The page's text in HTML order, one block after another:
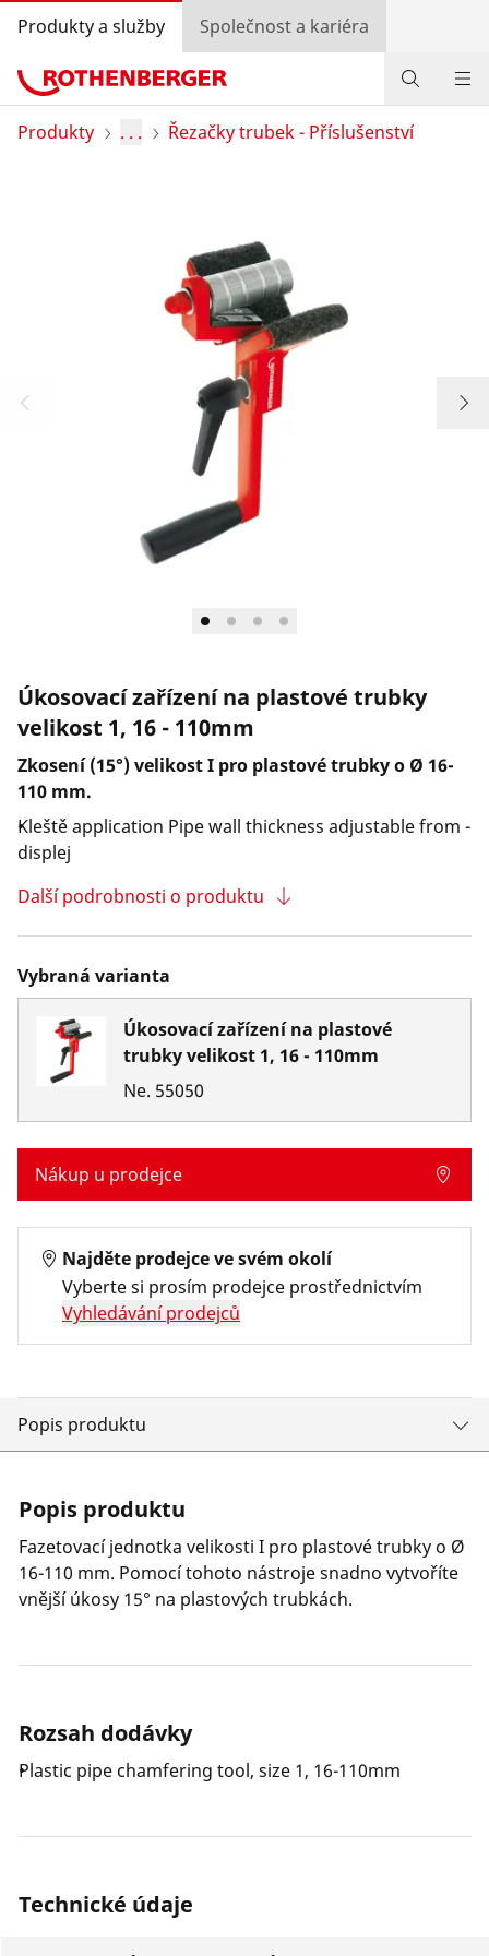
Produkty a služby Společnost a kariéra
Produkty
Bonusový program
Vyhledávání prodejců
Přihlášení
Produkty . . . Řezačky trubek - Příslušenství
Úkosovací zařízení na plastové trubky
velikost 1, 16 - 110mm
Zkosení (15°) velikost I pro plastové trubky o Ø 16-
110 mm.
Kleště application Pipe wall thickness adjustable from -
displej
Další podrobnosti o produktu
Vybraná varianta
Úkosovací zařízení na plastové
trubky velikost 1, 16 - 110mm
Ne. 55050
Nákup u prodejce
Najděte prodejce ve svém okolí
Vyberte si prosím prodejce prostřednictvím
Vyhledávání prodejců
Popis produktu
Popis produktu
Fazetovací jednotka velikosti I pro plastové trubky o Ø
16-110 mm. Pomocí tohoto nástroje snadno vytvoříte
vnější úkosy 15° na plastových trubkách.
Rozsah dodávky
Plastic pipe chamfering tool, size 1, 16-110mm
Technické údaje